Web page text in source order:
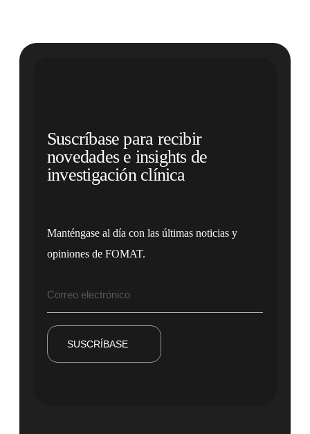
Suscríbase para recibir
novedades e insights de
investigación clínica
Manténgase al día con las últimas noticias y
opiniones de FOMAT.
SUSCRÍBASE